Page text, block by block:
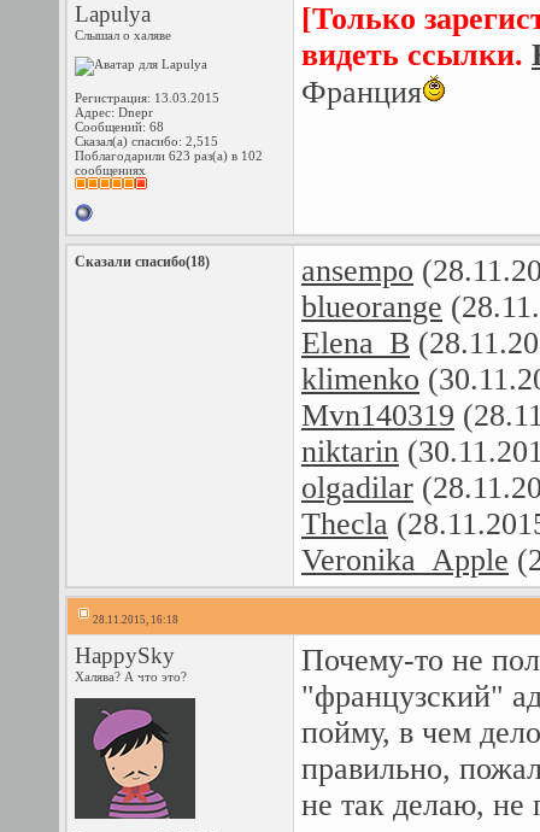
Lapulya
Слышал о халяве
Регистрация: 13.03.2015
Адрес: Dnepr
Сообщений: 68
Сказал(а) спасибо: 2,515
Поблагодарили 623 раз(а) в 102
сообщениях
[Только
видеть ссылки.
Франция
Сказали спасибо(18) ansempo
blueorange
Elena_B
klimenko
Mvn140319
niktarin
olgadilar
Thecla
Veronika_Apple
28.11.2015, 16:18
HappySky
Халява? А что это?
Почему-то не
"французский"
пойму, в чем
правильно,
не так делаю, не